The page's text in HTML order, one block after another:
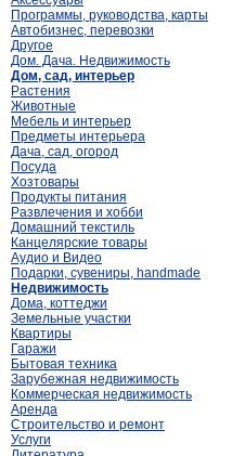
Программы, руководства, карты
Автобизнес, перевозки
Другое
Дом. Дача. Недвижимость
Дом, сад, интерьер
Растения
Животные
Мебель и интерьер
Предметы интерьера
Дача, сад, огород
Посуда
Хозтовары
Продукты питания
Развлечения и хобби
Домашний текстиль
Канцелярские товары
Аудио и Видео
Подарки, сувениры, handmade
Недвижимость
Дома, коттеджи
Земельные участки
Квартиры
Гаражи
Бытовая техника
Зарубежная недвижимость
Коммерческая недвижимость
Аренда
Строительство и ремонт
Услуги